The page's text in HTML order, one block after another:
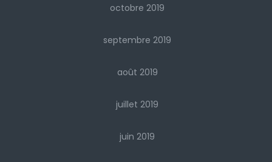
octobre 2019
septembre 2019
août 2019
juillet 2019
juin 2019